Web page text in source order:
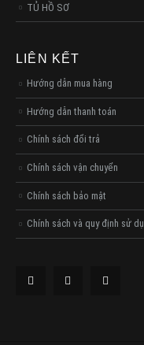
TỦ HỒ SƠ
LIÊN KẾT
Hướng dẫn mua hàng
Hướng dẫn thanh toán
Chính sách đổi trả
Chính sách vận chuyển
Chính sách bảo mật
Chính sách và quy định sử